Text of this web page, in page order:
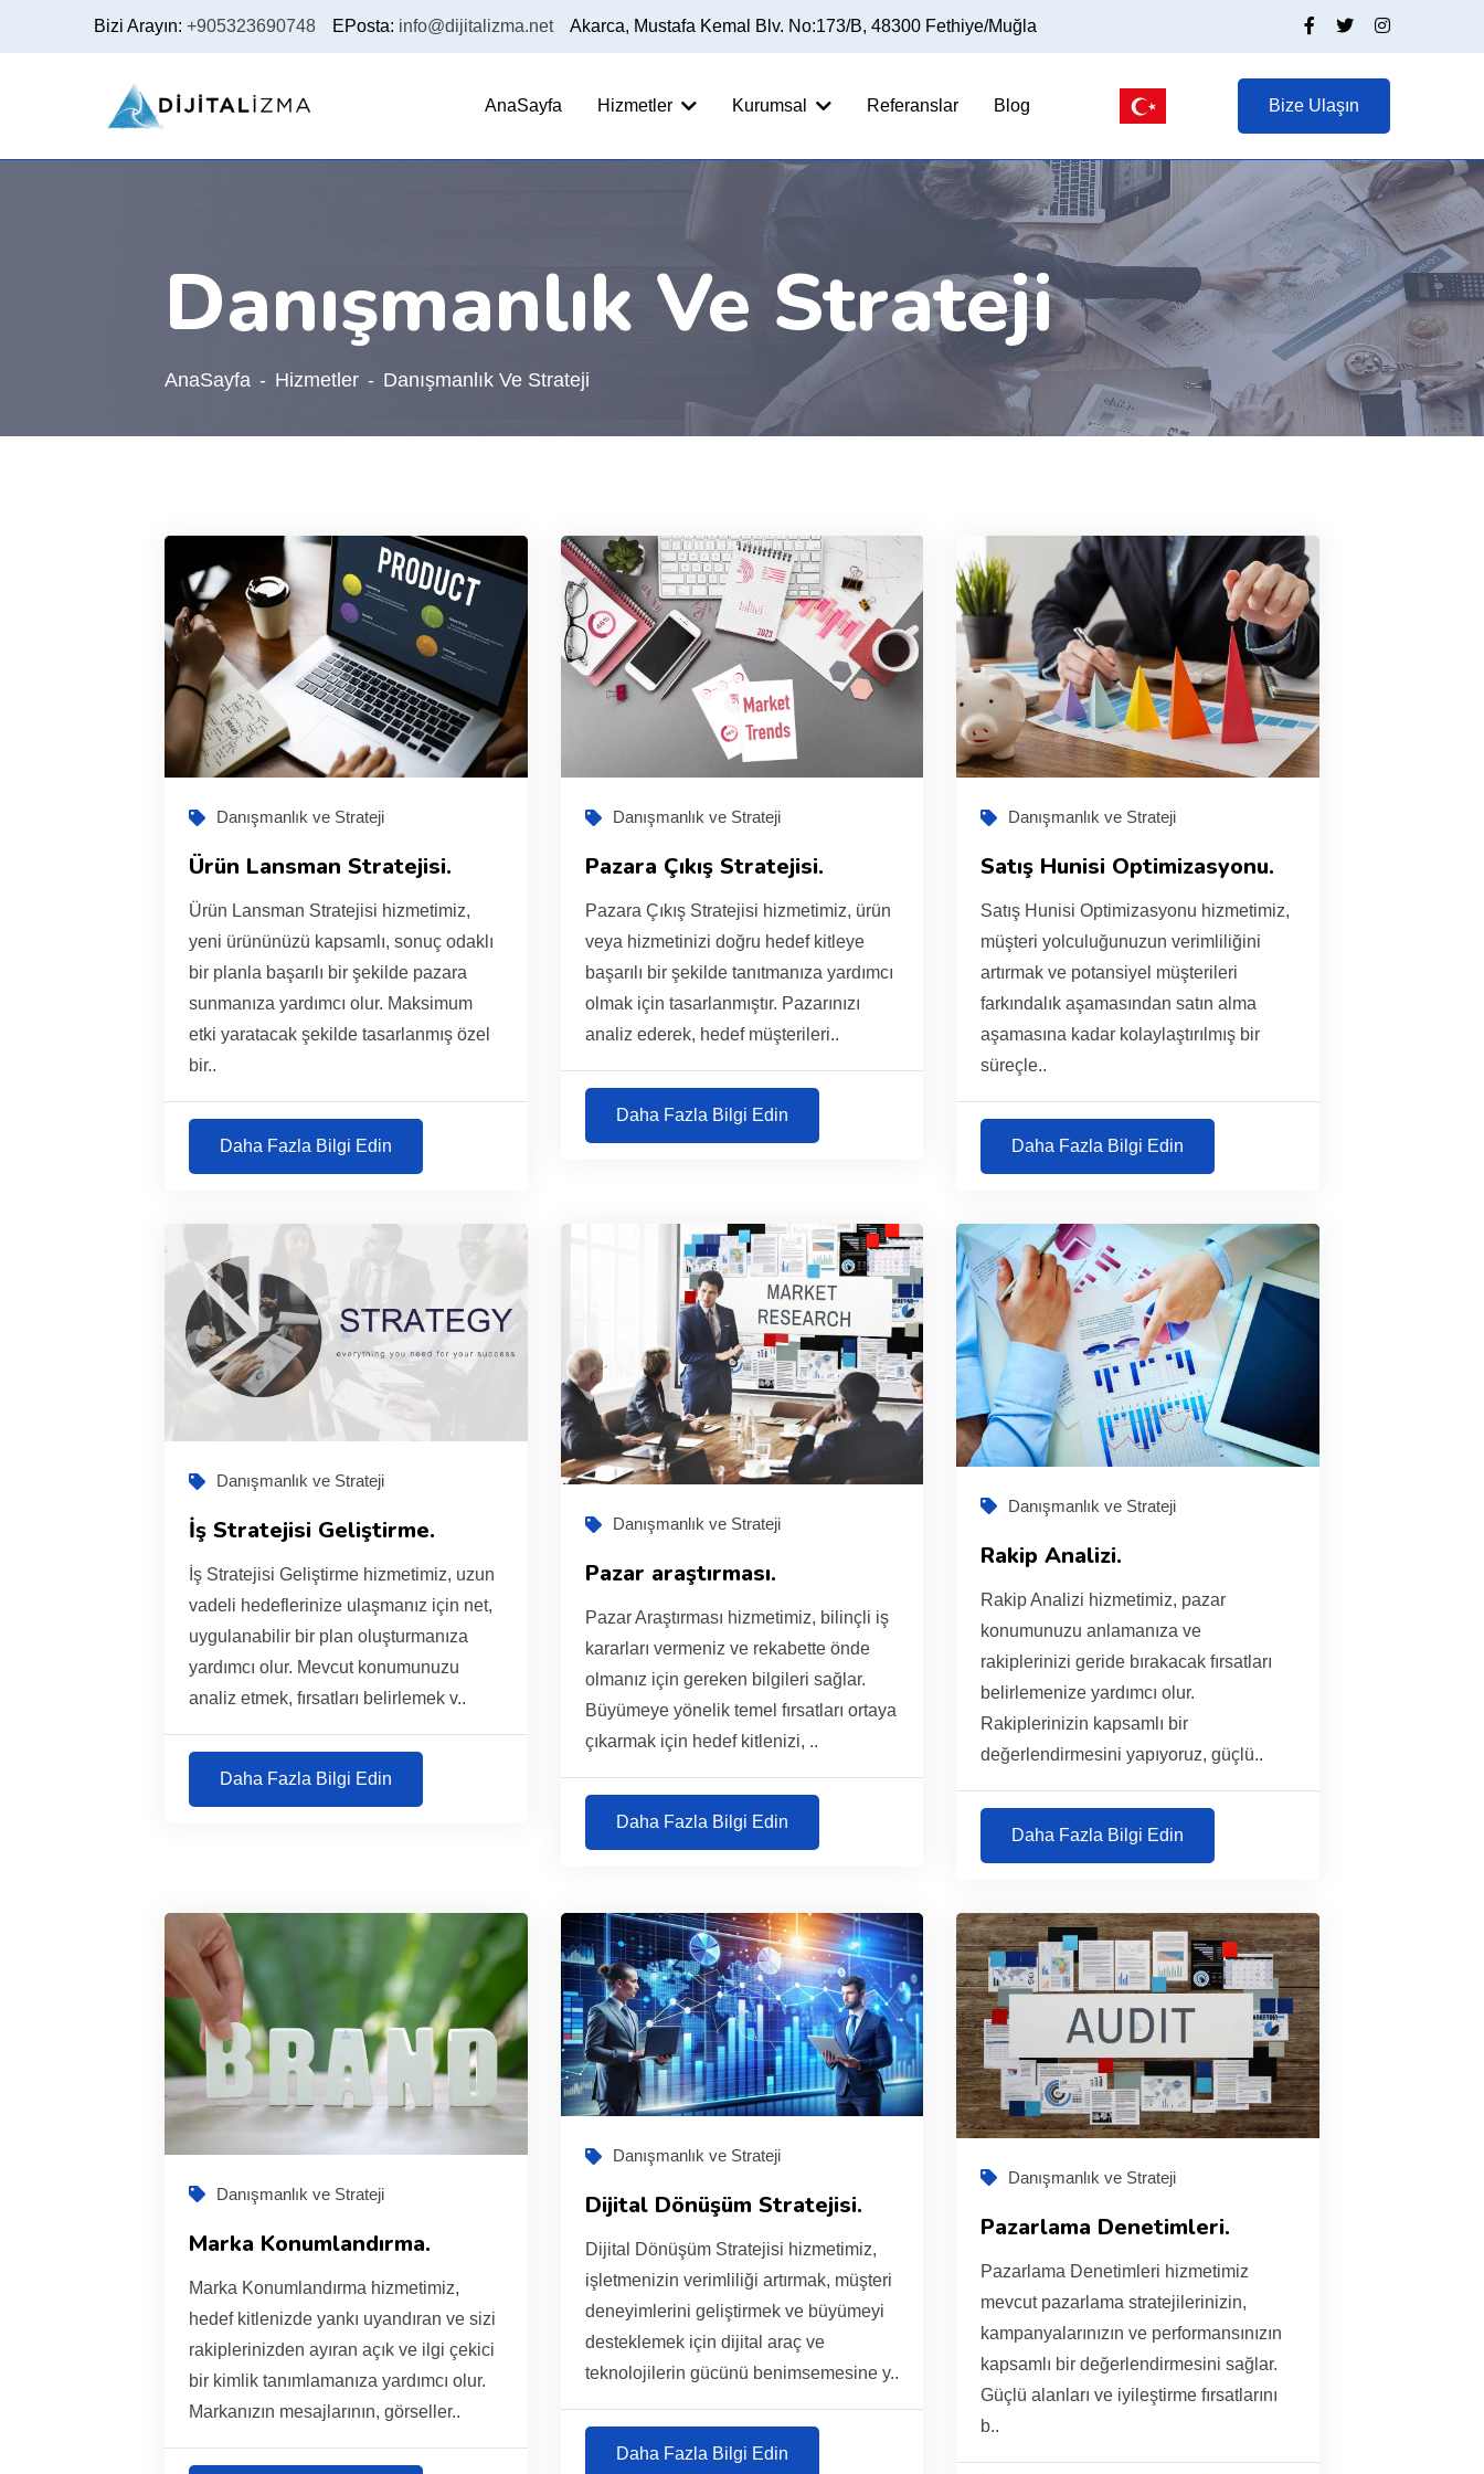
Bizi Arayın: +905323690748 EPosta: info@dijitalizma.net Akarca, Mustafa Kemal Blv. No:173/B, 48300 Fethiye/Muğla
AnaSayfa Hizmetler Kurumsal Referanslar Blog Bize Ulaşın
Danışmanlık Ve Strateji
AnaSayfa Hizmetler Danışmanlık Ve Strateji
Danışmanlık ve Strateji
Ürün Lansman Stratejisi.
Ürün Lansman Stratejisi hizmetimiz,
yeni ürününüzü kapsamlı, sonuç odaklı
bir planla başarılı bir şekilde pazara
sunmanıza yardımcı olur. Maksimum
etki yaratacak şekilde tasarlanmış özel
bir..
Daha Fazla Bilgi Edin
Danışmanlık ve Strateji
Pazara Çıkış Stratejisi.
Pazara Çıkış Stratejisi hizmetimiz, ürün
veya hizmetinizi doğru hedef kitleye
başarılı bir şekilde tanıtmanıza yardımcı
olmak için tasarlanmıştır. Pazarınızı
analiz ederek, hedef müşterileri..
Daha Fazla Bilgi Edin
Danışmanlık ve Strateji
Satış Hunisi Optimizasyonu.
Satış Hunisi Optimizasyonu hizmetimiz,
müşteri yolculuğunuzun verimliliğini
artırmak ve potansiyel müşterileri
farkındalık aşamasından satın alma
aşamasına kadar kolaylaştırılmış bir
süreçle..
Daha Fazla Bilgi Edin
Danışmanlık ve Strateji
İş Stratejisi Geliştirme.
İş Stratejisi Geliştirme hizmetimiz, uzun
vadeli hedeflerinize ulaşmanız için net,
uygulanabilir bir plan oluşturmanıza
yardımcı olur. Mevcut konumunuzu
analiz etmek, fırsatları belirlemek v..
Daha Fazla Bilgi Edin
Danışmanlık ve Strateji
Pazar araştırması.
Pazar Araştırması hizmetimiz, bilinçli iş
kararları vermeniz ve rekabette önde
olmanız için gereken bilgileri sağlar.
Büyümeye yönelik temel fırsatları ortaya
çıkarmak için hedef kitlenizi, ..
Daha Fazla Bilgi Edin
Danışmanlık ve Strateji
Rakip Analizi.
Rakip Analizi hizmetimiz, pazar
konumunuzu anlamanıza ve
rakiplerinizi geride bırakacak fırsatları
belirlemenize yardımcı olur.
Rakiplerinizin kapsamlı bir
değerlendirmesini yapıyoruz, güçlü..
Daha Fazla Bilgi Edin
Danışmanlık ve Strateji
Marka Konumlandırma.
Marka Konumlandırma hizmetimiz,
hedef kitlenizde yankı uyandıran ve sizi
rakiplerinizden ayıran açık ve ilgi çekici
bir kimlik tanımlamanıza yardımcı olur.
Markanızın mesajlarının, görseller..
Danışmanlık ve Strateji
Dijital Dönüşüm Stratejisi.
Dijital Dönüşüm Stratejisi hizmetimiz,
işletmenizin verimliliği artırmak, müşteri
deneyimlerini geliştirmek ve büyümeyi
desteklemek için dijital araç ve
teknolojilerin gücünü benimsemesine y..
Daha Fazla Bilgi Edin
Danışmanlık ve Strateji
Pazarlama Denetimleri.
Pazarlama Denetimleri hizmetimiz
mevcut pazarlama stratejilerinizin,
kampanyalarınızın ve performansınızın
kapsamlı bir değerlendirmesini sağlar.
Güçlü alanları ve iyileştirme fırsatlarını
b..